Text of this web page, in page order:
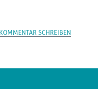
KOMMENTAR SCHREIBEN